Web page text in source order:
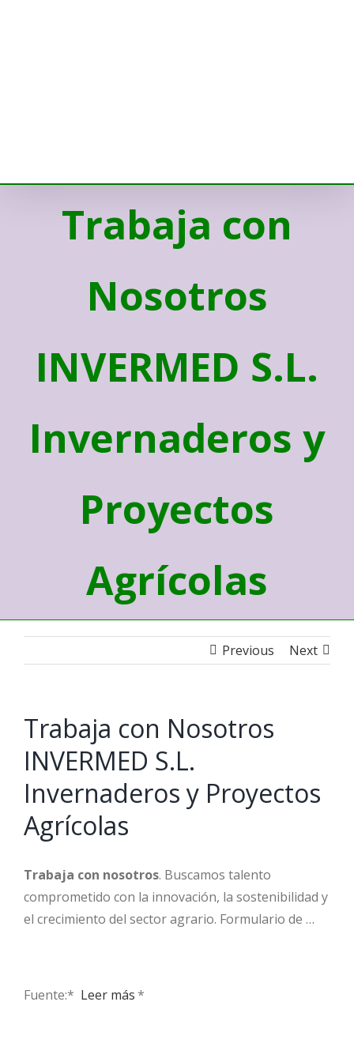
Trabaja con
Nosotros
INVERMED S.L.
Invernaderos y
Proyectos
Agrícolas
Previous Next
Trabaja con Nosotros
INVERMED S.L.
Invernaderos y Proyectos
Agrícolas
Trabaja con nosotros. Buscamos talento
comprometido con la innovación, la sostenibilidad y
el crecimiento del sector agrario. Formulario de …
Fuente:* ​ Leer más*